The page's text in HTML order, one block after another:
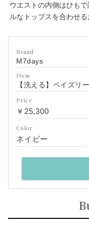
ウエストの内側はひも
ルなトップスを合わせる
Brand
M7days
Item
【洗える】ペイズリ
Price
￥25,300
Color
ネイビー